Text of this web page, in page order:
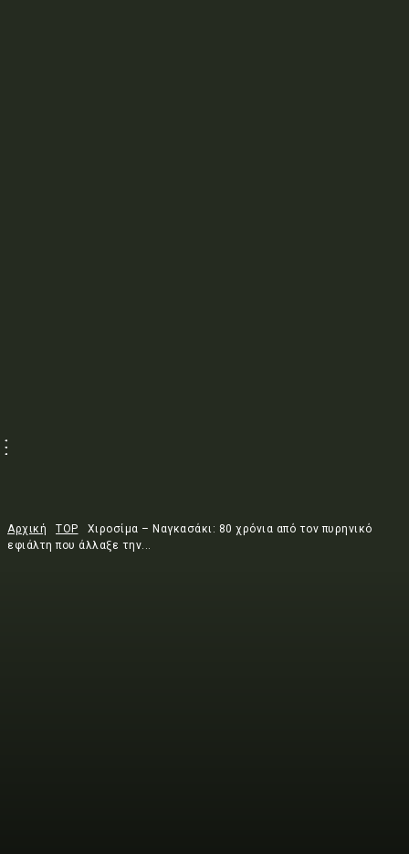
Αρχική TOP
Χιροσίμα – Ναγκασάκι: 80 χρόνια από τον πυρηνικό
εφιάλτη που άλλαξε την...